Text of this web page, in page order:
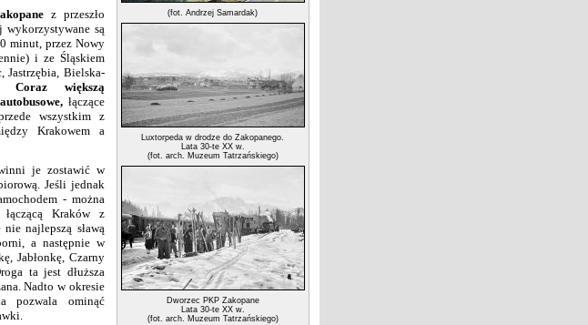
(fot. Andrzej Samardak)
Luxtorpeda w drodze do Zakopanego.
Lata 30-te XX w.
(fot. arch. Muzeum Tatrzańskiego)
Dworzec PKP Zakopane
Lata 30-te XX w.
(fot. arch. Muzeum Tatrzańskiego)
z przeszło
wykorzystywane są
minut, przez Nowy
i ze Śląskiem
Bielska-
Coraz większą
łączące
wszystkim z
Krakowem a
je zostawić w
Jeśli jednak
- można
Kraków z
najlepszą sławą
a następnie w
Jabłonkę, Czarny
ta jest dłuższa
Nadto w okresie
pozwala ominąć